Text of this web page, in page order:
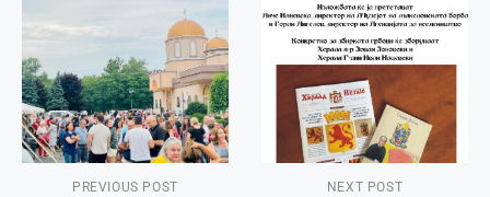
PREVIOUS POST NEXT POST